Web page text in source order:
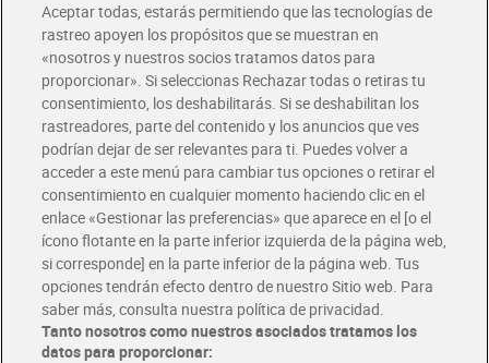
Champú volumen Dia
Imaqe 380 ml
2,99 € (0,79 €/100 ML.)
Añadir
Champú fortificante fuerza
y brillo Fructis 300 ml
3,99 € (1,33 €/100 ML.)
Añadir
Novedad
Aceptar todas, estarás permitiendo que las tecnologías de
rastreo apoyen los propósitos que se muestran en
«nosotros y nuestros socios tratamos datos para
proporcionar». Si seleccionas Rechazar todas o retiras tu
consentimiento, los deshabilitarás. Si se deshabilitan los
rastreadores, parte del contenido y los anuncios que ves
podrían dejar de ser relevantes para ti. Puedes volver a
acceder a este menú para cambiar tus opciones o retirar el
consentimiento en cualquier momento haciendo clic en el
enlace «Gestionar las preferencias» que aparece en el [o el
ícono flotante en la parte inferior izquierda de la página web,
si corresponde] en la parte inferior de la página web. Tus
opciones tendrán efecto dentro de nuestro Sitio web. Para
saber más, consulta nuestra política de privacidad.
Tanto nosotros como nuestros asociados tratamos los
datos para proporcionar: